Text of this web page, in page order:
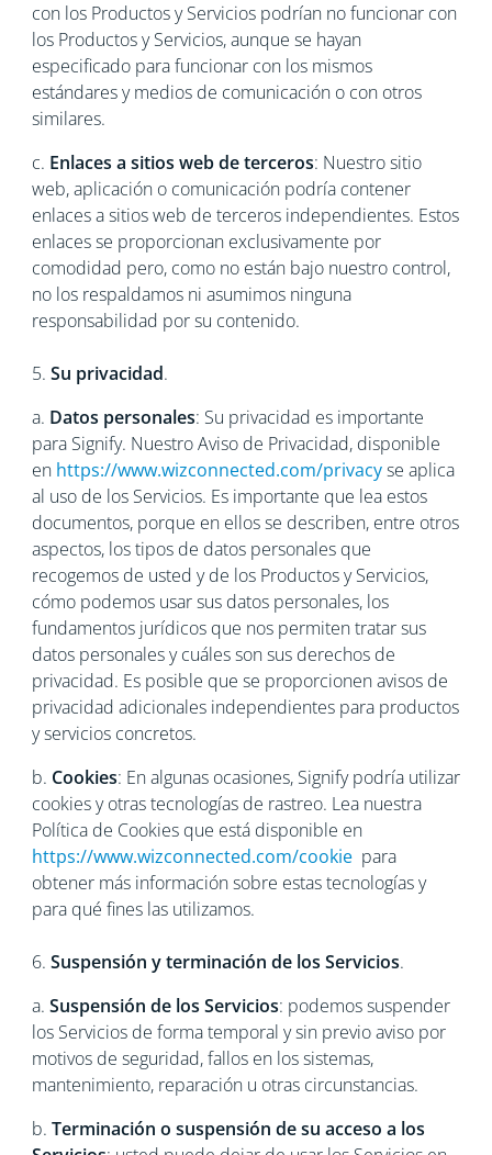
con los Productos y Servicios podrían no funcionar con
los Productos y Servicios, aunque se hayan
especificado para funcionar con los mismos
estándares y medios de comunicación o con otros
similares.
c. Enlaces a sitios web de terceros: Nuestro sitio
web, aplicación o comunicación podría contener
enlaces a sitios web de terceros independientes. Estos
enlaces se proporcionan exclusivamente por
comodidad pero, como no están bajo nuestro control,
no los respaldamos ni asumimos ninguna
responsabilidad por su contenido.
5. Su privacidad.
a. Datos personales: Su privacidad es importante
para Signify. Nuestro Aviso de Privacidad, disponible
en https://www.wizconnected.com/privacyse aplica
al uso de los Servicios. Es importante que lea estos
documentos, porque en ellos se describen, entre otros
aspectos, los tipos de datos personales que
recogemos de usted y de los Productos y Servicios,
cómo podemos usar sus datos personales, los
fundamentos jurídicos que nos permiten tratar sus
datos personales y cuáles son sus derechos de
privacidad. Es posible que se proporcionen avisos de
privacidad adicionales independientes para productos
y servicios concretos.
b. Cookies: En algunas ocasiones, Signify podría utilizar
cookies y otras tecnologías de rastreo. Lea nuestra
Política de Cookies que está disponible en
https://www.wizconnected.com/cookiepara
obtener más información sobre estas tecnologías y
para qué fines las utilizamos.
6. Suspensión y terminación de los Servicios.
a. Suspensión de los Servicios: podemos suspender
los Servicios de forma temporal y sin previo aviso por
motivos de seguridad, fallos en los sistemas,
mantenimiento, reparación u otras circunstancias.
b. Terminación o suspensión de su acceso a los